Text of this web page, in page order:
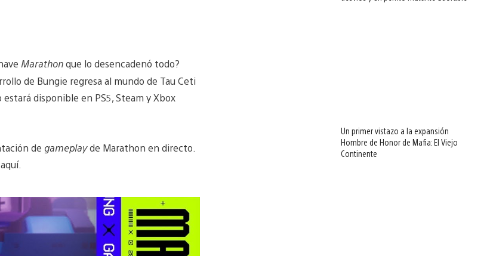
Marathonque lo desencadenó todo?
de Bungie regresa al mundo de Tau Ceti
disponible en PS5, Steam y Xbox
de gameplayde Marathon en directo.
Un primer vistazo a la expansión
Hombre de Honor de Mafia: El Viejo
Continente